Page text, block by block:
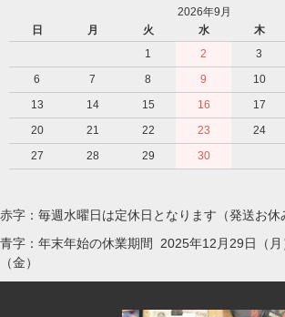
2026年9月
日
月 火 水 木
1
2 3
6
7 8 9 10
13
14 15 16 17
20
21 22 23 24
27
28 29 30
赤字：毎週水曜日は定休日となります（発送お休
青字：年末年始の休業期間 2025年12月29日（
（金）